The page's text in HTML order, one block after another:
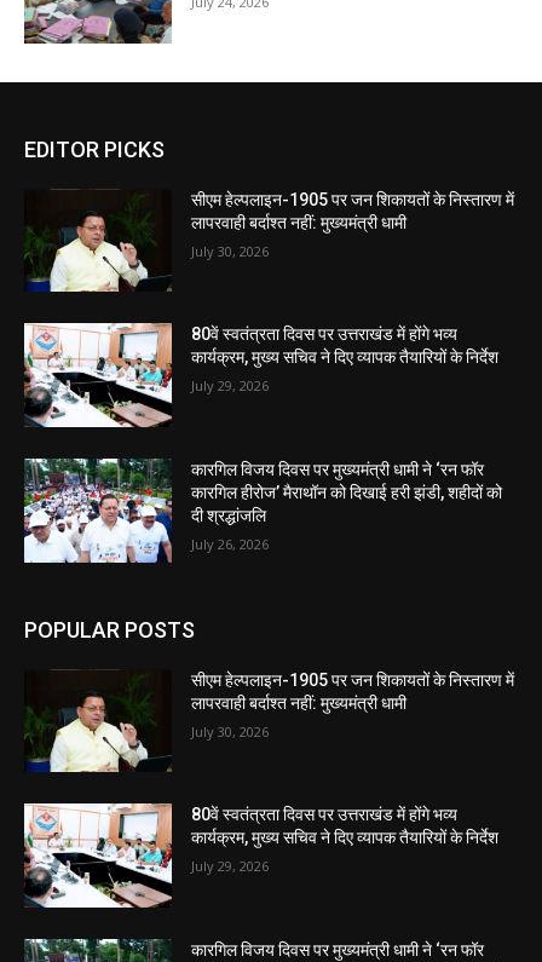
EDITOR PICKS
सीएम हेल्पलाइन-1905 पर जन शिकायतों के निस्तारण में
लापरवाही बर्दाश्त नहीं: मुख्यमंत्री धामी
July 30, 2026
80वें स्वतंत्रता दिवस पर उत्तराखंड में होंगे भव्य
कार्यक्रम, मुख्य सचिव ने दिए व्यापक तैयारियों के निर्देश
July 29, 2026
कारगिल विजय दिवस पर मुख्यमंत्री धामी ने ‘रन फॉर
कारगिल हीरोज’ मैराथॉन को दिखाई हरी झंडी, शहीदों को
दी श्रद्धांजलि
July 26, 2026
POPULAR POSTS
सीएम हेल्पलाइन-1905 पर जन शिकायतों के निस्तारण में
लापरवाही बर्दाश्त नहीं: मुख्यमंत्री धामी
July 30, 2026
80वें स्वतंत्रता दिवस पर उत्तराखंड में होंगे भव्य
कार्यक्रम, मुख्य सचिव ने दिए व्यापक तैयारियों के निर्देश
July 29, 2026
कारगिल विजय दिवस पर मुख्यमंत्री धामी ने ‘रन फॉर